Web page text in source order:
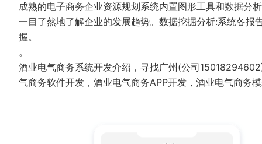
成熟的电子商务企业资源规划系统内置图形工具和数据分
一目了然地了解企业的发展趋势。数据挖掘分析:系统各
握。
。
酒业电气商务系统开发介绍，寻找广州(公司
气商务软件开发，酒业电气商务APP开发，酒业电气商务